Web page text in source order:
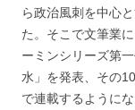
ら政治風刺を中心
た。そこで文筆業
ーミンシリーズ第
水」を発表、その
で連載するように